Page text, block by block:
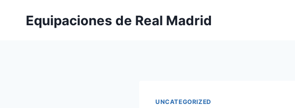
Equipaciones de Real Madrid
UNCATEGORIZED